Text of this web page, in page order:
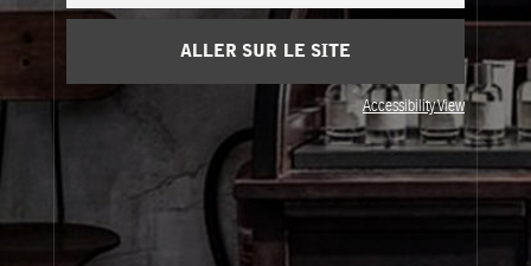
Confidentialité et conditions d'utilisation
United States
ALLER SUR LE SITE
Accessibility View